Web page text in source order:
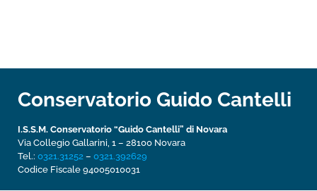
Conservatorio Guido Cantelli
I.S.S.M. Conservatorio “Guido Cantelli” di Novara
Via Collegio Gallarini, 1 – 28100 Novara
Tel.: 0321.31252 – 0321.392629
Codice Fiscale 94005010031­